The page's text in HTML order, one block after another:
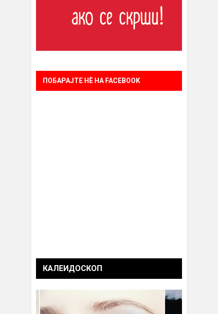
ПОБАРАЈТЕ НÈ НА FACEBOOK
КАЛЕИДОСКОП